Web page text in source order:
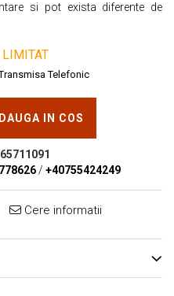
si pot exista diferente de
LIMITAT
Telefonic
IN COS
65711091
/ +40755424249
Cere informatii